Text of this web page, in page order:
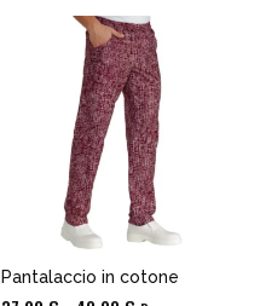
Pantalaccio in cotone